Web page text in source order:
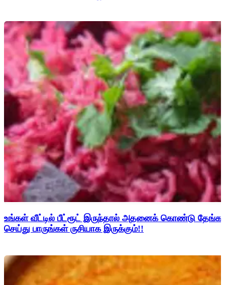
உங்கள் வீட்டில் பீட்ரூட் இருந்தால் அதனைக் கொண்டு
செய்து பாருங்கள் ருசியாக இருக்கும்!!